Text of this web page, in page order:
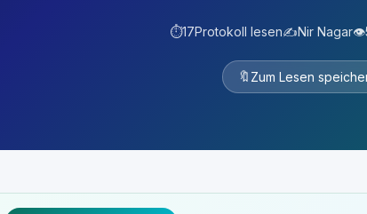
⏱️17Protokoll lesen✍️Nir Nagar👁️
🔖 Zum Lesen